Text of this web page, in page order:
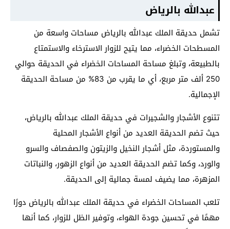
عبدالله بالرياض
تشمل حديقة الملك عبدالله بالرياض مساحات واسعة من
المسطحات الخضراء، مما يتيح للزوار الاسترخاء والاستمتاع
بالطبيعة، وتبلغ مساحة المساحات الخضراء في الحديقة حوالي
250 ألف متر مربع، أي ما يقرب من 83% من مساحة الحديقة
الإجمالية.
تتنوع الأشجار والشجيرات في حديقة الملك عبدالله بالرياض،
حيث تضم الحديقة العديد من أنواع الأشجار المحلية
والمستوردة، مثل أشجار النخيل والزيتون والصفصاف والسرو
والورد، وكما تضم الحديقة العديد من أنواع الزهور، والنباتات
المزهرة، مما يضيف لمسة جمالية إلى الحديقة.
تلعب المساحات الخضراء في حديقة الملك عبدالله بالرياض دورًا
مهمًا في تحسين جودة الهواء، وتوفير الظل للزوار، كما أنها